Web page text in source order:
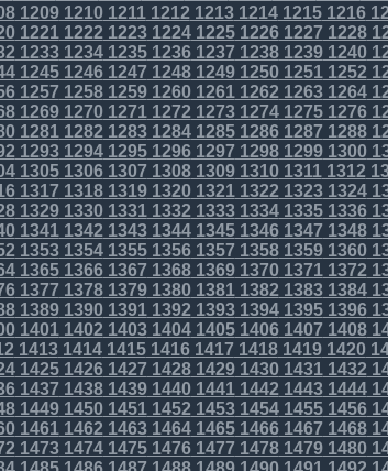
1209121012111212 1213121412151216
12211222 12231224122512261227 1228
12331234123512361237 123812391240
124512461247 12481249125012511252
1257 12581259126012611262 12631264
1269127012711272 1273127412751276
12811282 12831284128512861287 1288
12931294129512961297 129812991300
130513061307 13081309131013111312
1317 13181319132013211322 13231324
1329133013311332 1333133413351336
13411342 13431344134513461347 1348
13531354135513561357 135813591360
136513661367 13681369137013711372
1377 13781379138013811382 13831384
1389139013911392 1393139413951396
14011402 14031404140514061407 1408
14131414141514161417 141814191420
142514261427 14281429143014311432
1437 14381439144014411442 14431444
1449145014511452 1453145414551456
14611462 14631464146514661467 1468
14731474147514761477 147814791480